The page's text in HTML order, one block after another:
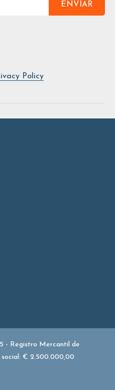
ENVIAR
Policy
- Registro Mercantil de
social: € 2.500.000,00